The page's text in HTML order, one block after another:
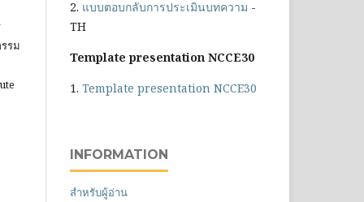
รม
2. แบบตอบกลับการประเมินบทความ -
TH
Template presentation NCCE30
1. Template presentation NCCE30
INFORMATION
สำหรับผู้อ่าน